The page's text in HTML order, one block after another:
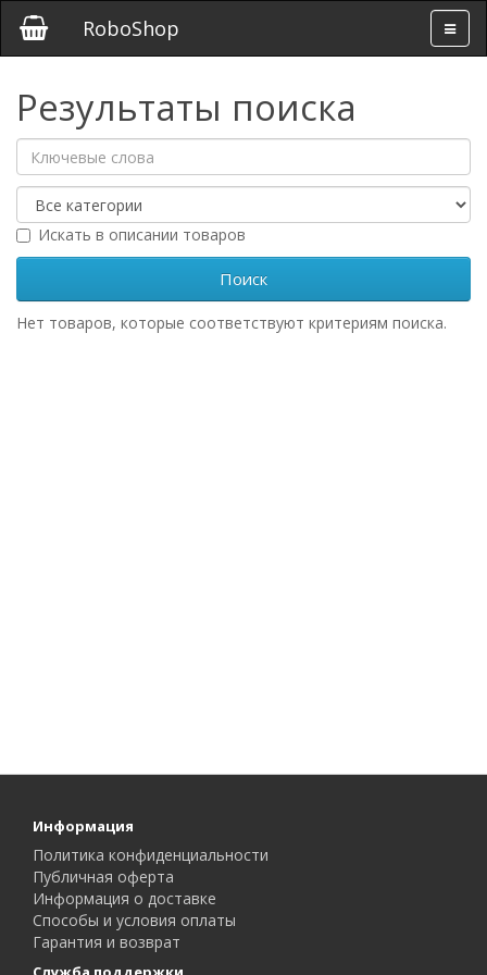
RoboShop
Результаты поиска
Искать в описании товаров
Нет товаров, которые соответствуют критериям поиска.
Информация
Политика конфиденциальности
Публичная оферта
Информация о доставке
Способы и условия оплаты
Гарантия и возврат